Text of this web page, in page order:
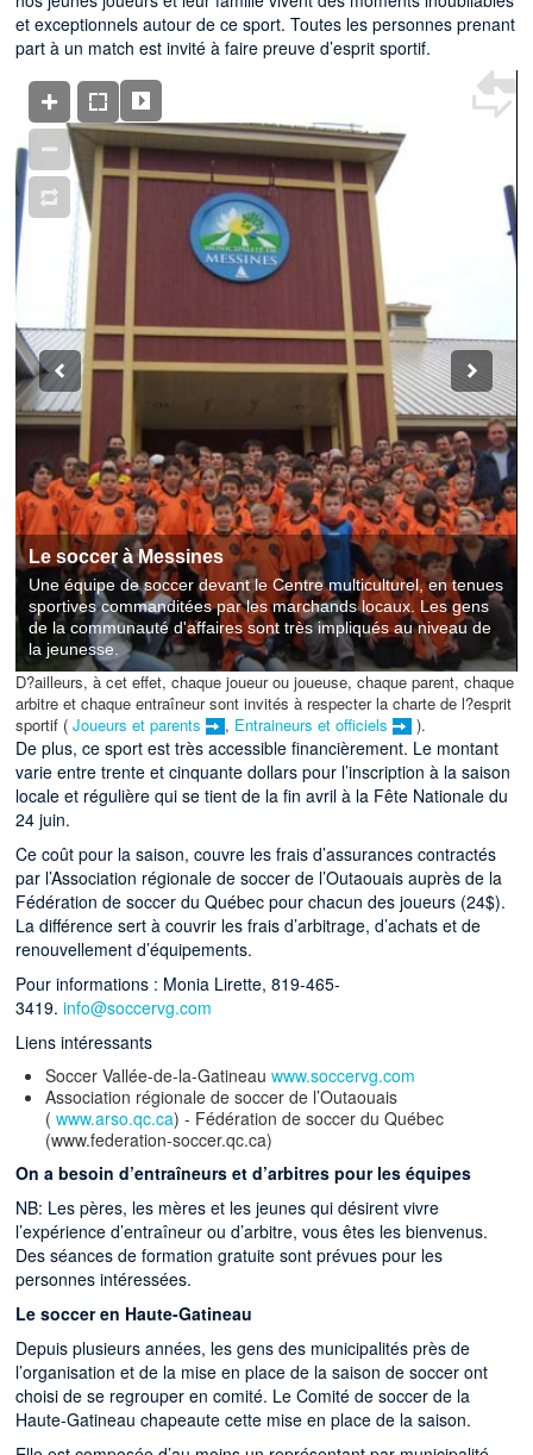
et exceptionnels autour de ce sport. Toutes les personnes prenant
part à un match est invité à faire preuve d’esprit sportif.
Le soccer à Messines
Une équipe de soccer devant le Centre multiculturel, en tenues
sportives commanditées par les marchands locaux. Les gens
de la communauté d'affaires sont très impliqués au niveau de
la jeunesse.
D?ailleurs, à cet effet, chaque joueur ou joueuse, chaque parent, chaque
arbitre et chaque entraîneur sont invités à respecter la charte de l?esprit
sportif (Joueurs et parents , Entraineurs et officiels ).
De plus, ce sport est très accessible financièrement. Le montant
varie entre trente et cinquante dollars pour l’inscription à la saison
locale et régulière qui se tient de la fin avril à la Fête Nationale du
24 juin.
Ce coût pour la saison, couvre les frais d’assurances contractés
par l’Association régionale de soccer de l’Outaouais auprès de la
Fédération de soccer du Québec pour chacun des joueurs (24$).
La différence sert à couvrir les frais d’arbitrage, d’achats et de
renouvellement d’équipements.
Pour informations : Monia Lirette, 819-465-
3419.info@soccervg.com
Liens intéressants
Soccer Vallée-de-la-Gatineauwww.soccervg.com
Association régionale de soccer de l’Outaouais
(www.arso.qc.ca) - Fédération de soccer du Québec
(www.federation-soccer.qc.ca)
On a besoin d’entraîneurs et d’arbitres pour les équipes
NB: Les pères, les mères et les jeunes qui désirent vivre
l’expérience d’entraîneur ou d’arbitre, vous êtes les bienvenus.
Des séances de formation gratuite sont prévues pour les
personnes intéressées.
Le soccer en Haute-Gatineau
Depuis plusieurs années, les gens des municipalités près de
l’organisation et de la mise en place de la saison de soccer ont
choisi de se regrouper en comité. Le Comité de soccer de la
Haute-Gatineau chapeaute cette mise en place de la saison.